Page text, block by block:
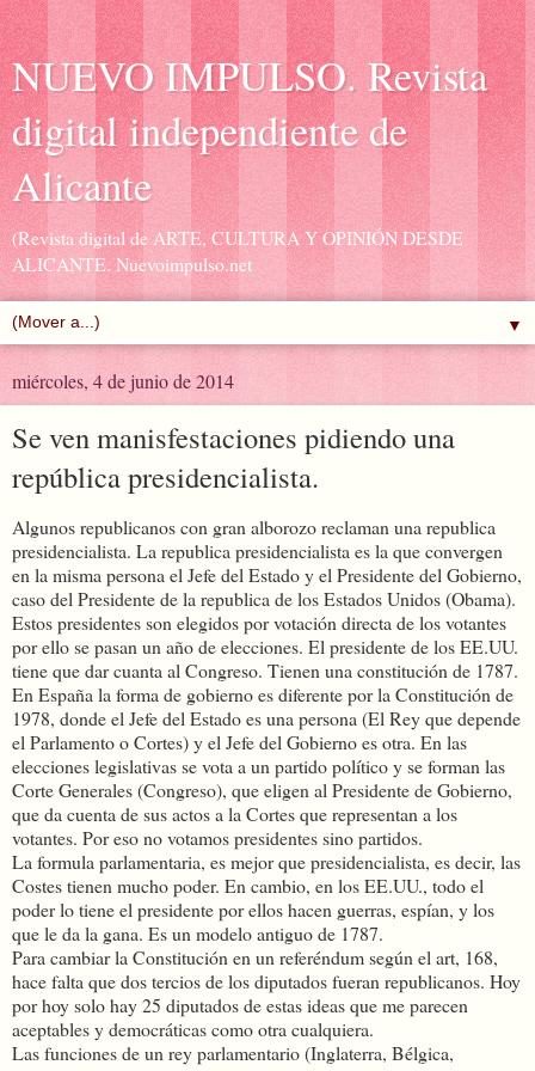
NUEVO IMPULSO. Revista
digital independiente de
Alicante
(Revista digital de ARTE, CULTURA Y OPINIÓN DESDE
ALICANTE. Nuevoimpulso.net
▼
miércoles, 4 de junio de 2014
Se ven manisfestaciones pidiendo una
república presidencialista.
Algunos republicanos con gran alborozo reclaman una republica
presidencialista. La republica presidencialista es la que convergen
en la misma persona el Jefe del Estado y el Presidente del Gobierno,
caso del Presidente de la republica de los Estados Unidos (Obama).
Estos presidentes son elegidos por votación directa de los votantes
por ello se pasan un año de elecciones. El presidente de los EE.UU.
tiene que dar cuanta al Congreso. Tienen una constitución de 1787.
En España la forma de gobierno es diferente por la Constitución de
1978, donde el Jefe del Estado es una persona (El Rey que depende
el Parlamento o Cortes) y el Jefe del Gobierno es otra. En las
elecciones legislativas se vota a un partido político y se forman las
Corte Generales (Congreso), que eligen al Presidente de Gobierno,
que da cuenta de sus actos a la Cortes que representan a los
votantes. Por eso no votamos presidentes sino partidos.
La formula parlamentaria, es mejor que presidencialista, es decir, las
Costes tienen mucho poder. En cambio, en los EE.UU., todo el
poder lo tiene el presidente por ellos hacen guerras, espían, y los
que le da la gana. Es un modelo antiguo de 1787.
Para cambiar la Constitución en un referéndum según el art, 168,
hace falta que dos tercios de los diputados fueran republicanos. Hoy
por hoy solo hay 25 diputados de estas ideas que me parecen
aceptables y democráticas como otra cualquiera.
Las funciones de un rey parlamentario (Inglaterra, Bélgica,